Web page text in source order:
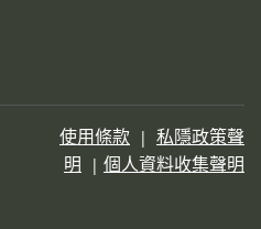
使用條款 | 私隱政策聲
明 | 個人資料收集聲明